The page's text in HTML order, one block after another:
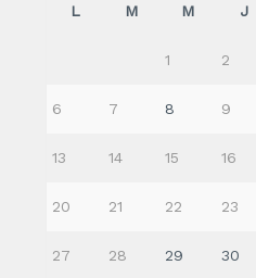
L M M J
1 2
6 7 8 9
13 14 15 16
20 21 22 23
27 28 29 30